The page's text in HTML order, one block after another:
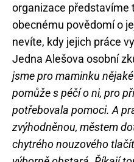
organizace představíme
obecnému povědomí o
nevíte, kdy jejich práce
Jedna Alešova osobní
jsme pro maminku
pomůže s péčí o ni, pro
potřebovala pomoci. A
zvýhodněnou, městem
chytrého nouzového